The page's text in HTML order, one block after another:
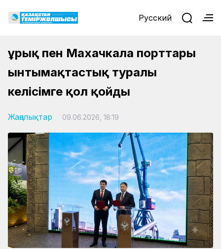
Русский
Құрық пен Махачкала порттары
ынтымақтастық туралы
келісімге қол қойды
Жаңалықтар 09.06.2026, 18:19